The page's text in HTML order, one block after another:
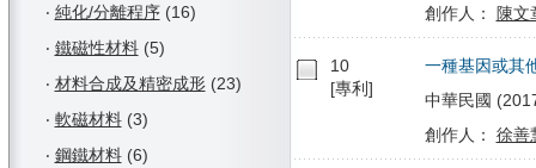
‧ 純化/分離程序(16)
‧ 鐵磁性材料(5)
‧ 材料合成及精密成形(23)
‧ 軟磁材料(3)
‧ 鋼鐵材料(6)
創作人：
陳文
10
[專利]
一種基因或其
中華民國
創作人： 徐善